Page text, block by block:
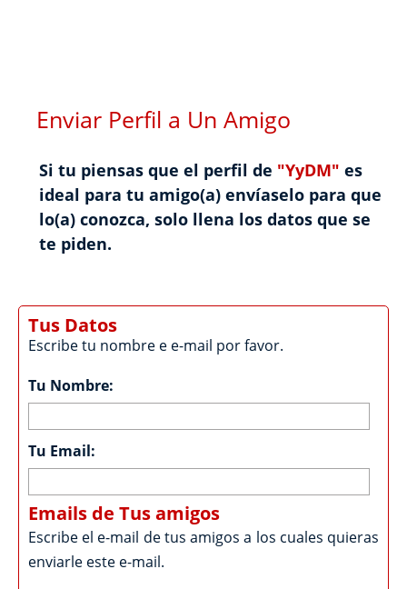
Enviar Perfil a Un Amigo
Si tu piensas que el perfil de "YyDM" es
ideal para tu amigo(a) envíaselo para que
lo(a) conozca, solo llena los datos que se
te piden.
Tus Datos
Escribe tu nombre e e-mail por favor.
Tu Nombre:
Tu Email:
Emails de Tus amigos
Escribe el e-mail de tus amigos a los cuales quieras
enviarle este e-mail.